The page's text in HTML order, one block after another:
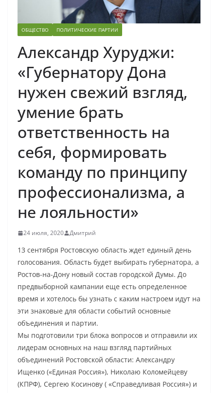
ОБЩЕСТВО ПОЛИТИЧЕСКИЕ ПАРТИИ
Александр Хуруджи:
«Губернатору Дона
нужен свежий взгляд,
умение брать
ответственность на
себя, формировать
команду по принципу
профессионализма, а
не лояльности»
24 июля, 2020 Дмитрий
13 сентября Ростовскую область ждет единый день
голосования. Область будет выбирать губернатора, а
Ростов-на-Дону новый состав городской Думы. До
предвыборной кампании еще есть определенное
время и хотелось бы узнать с каким настроем идут на
эти знаковые для области событий основные
объединения и партии.
Мы подготовили три блока вопросов и отправили их
лидерам основных на наш взгляд партийных
объединений Ростовской области: Александру
Ищенко («Единая Россия»), Николаю Коломейцеву
(КПРФ), Сергею Косинову ( «Справедливая Россия») и